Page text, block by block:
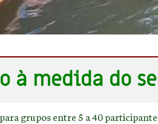
à medida do
grupos entre 5 a 40